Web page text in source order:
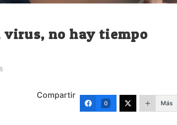
virus, no hay tiempo
Compartir
0 Más